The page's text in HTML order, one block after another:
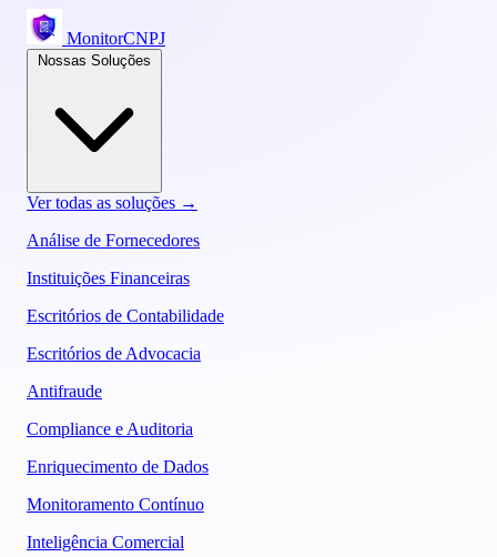
MonitorCNPJ
Ver todas as soluções →
Análise de Fornecedores
Instituições Financeiras
Escritórios de Contabilidade
Escritórios de Advocacia
Antifraude
Compliance e Auditoria
Enriquecimento de Dados
Monitoramento Contínuo
Inteligência Comercial